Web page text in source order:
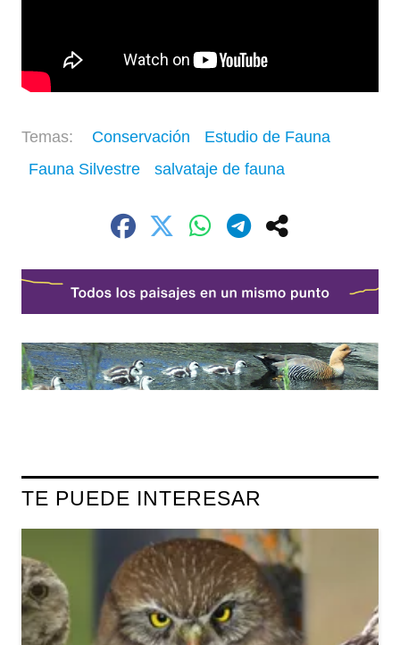
Conservación
Estudio de Fauna
Fauna Silvestre
salvataje de fauna
TE PUEDE INTERESAR